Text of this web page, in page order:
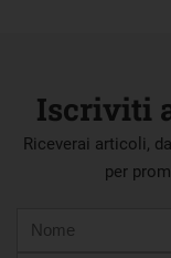
Iscriviti
Riceverai articoli,
per
mail